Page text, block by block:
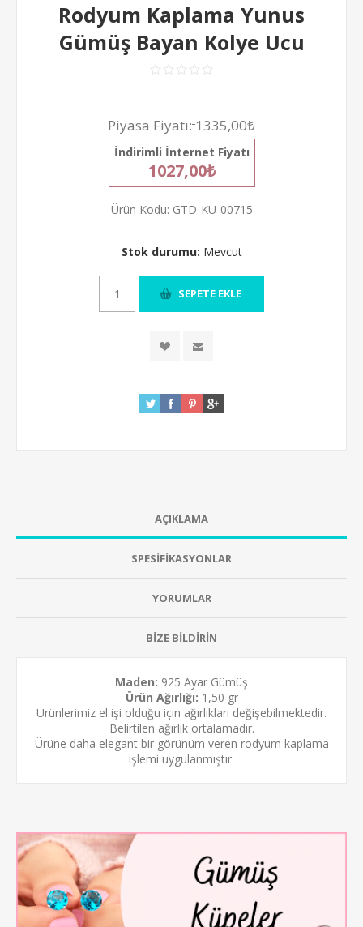
Rodyum Kaplama Yunus
Gümüş Bayan Kolye Ucu
Piyasa Fiyatı:1335,00₺
İndirimli İnternet Fiyatı
1027,00₺
Ürün Kodu: GTD-KU-00715
Stok durumu: Mevcut
AÇIKLAMA
SPESİFİKASYONLAR
YORUMLAR
BİZE BİLDİRİN
Maden: 925 Ayar Gümüş
Ürün Ağırlığı: 1,50 gr
Ürünlerimiz el işi olduğu için ağırlıkları değişebilmektedir.
Belirtilen ağırlık ortalamadır.
Ürüne daha elegant bir görünüm veren rodyum kaplama
işlemi uygulanmıştır.